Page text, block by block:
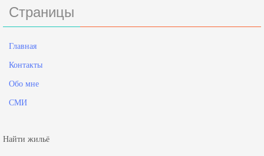
Страницы
Главная
Контакты
Обо мне
СМИ
Найти жильё